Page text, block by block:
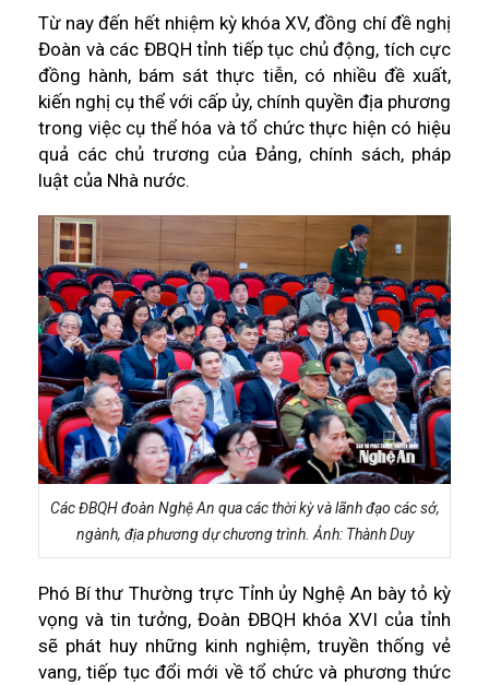
Từ nay đến hết nhiệm kỳ khóa XV, đồng chí đề nghị
Đoàn và các ĐBQH tỉnh tiếp tục chủ động, tích cực
đồng hành, bám sát thực tiễn, có nhiều đề xuất,
kiến nghị cụ thể với cấp ủy, chính quyền địa phương
trong việc cụ thể hóa và tổ chức thực hiện có hiệu
quả các chủ trương của Đảng, chính sách, pháp
luật của Nhà nước.
Các ĐBQH đoàn Nghệ An qua các thời kỳ và lãnh đạo các sở,
ngành, địa phương dự chương trình. Ảnh: Thành Duy
Phó Bí thư Thường trực Tỉnh ủy Nghệ An bày tỏ kỳ
vọng và tin tưởng, Đoàn ĐBQH khóa XVI của tỉnh
sẽ phát huy những kinh nghiệm, truyền thống vẻ
vang, tiếp tục đổi mới về tổ chức và phương thức